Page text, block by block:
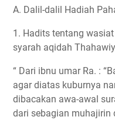
A. Dalil-dalil Hadiah
1. Hadits tentang
syarah aqidah
“ Dari ibnu umar Ra. :
agar diatas kuburnya
dibacakan awa-awal
dari sebagian muhajirin